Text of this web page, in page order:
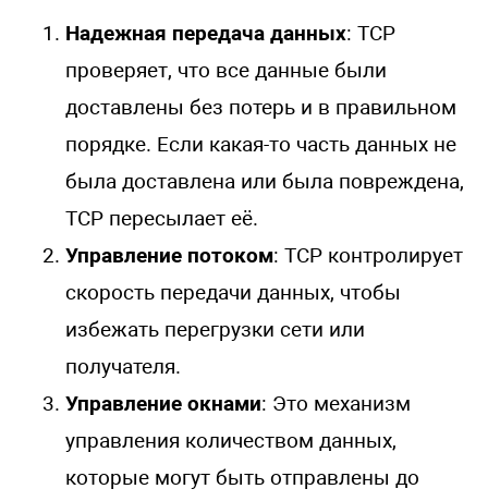
Надежная передача данных: TCP
проверяет, что все данные были
доставлены без потерь и в правильном
порядке. Если какая-то часть данных не
была доставлена или была повреждена,
TCP пересылает её.
Управление потоком: TCP контролирует
скорость передачи данных, чтобы
избежать перегрузки сети или
получателя.
Управление окнами: Это механизм
управления количеством данных,
которые могут быть отправлены до